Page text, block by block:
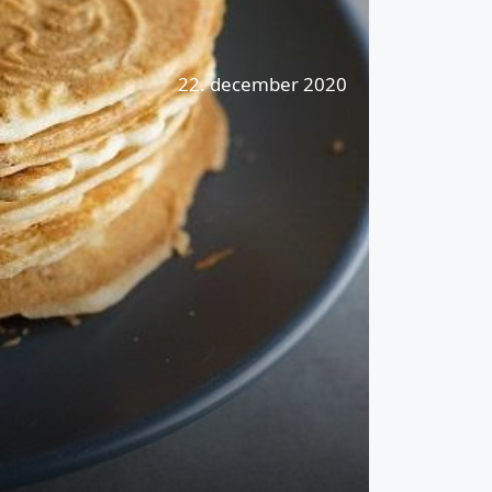
22. december 2020